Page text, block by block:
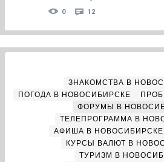
0 12
ЗНАКОМСТВА В
ПОГОДА В НОВОСИБИРСКЕ
ФОРУМЫ В
ТЕЛЕПРОГРАММА В
АФИША В НОВОСИБИРСКЕ
КУРСЫ ВАЛЮТ В
ТУРИЗМ В